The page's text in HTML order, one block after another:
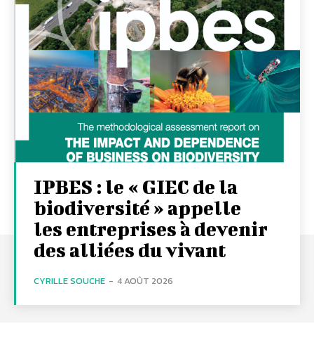
IPBES : le « GIEC de la
biodiversité » appelle
les entreprises à devenir
des alliées du vivant
CYRILLE SOUCHE - 4 AOÛT 2026